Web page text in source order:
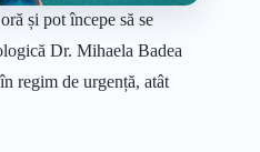
și pot începe să se
Dr. Mihaela Badea
regim de urgență, atât